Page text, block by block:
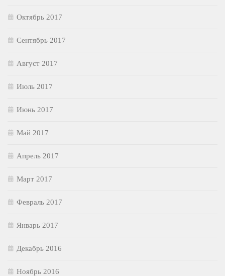
Октябрь 2017
Сентябрь 2017
Август 2017
Июль 2017
Июнь 2017
Май 2017
Апрель 2017
Март 2017
Февраль 2017
Январь 2017
Декабрь 2016
Ноябрь 2016